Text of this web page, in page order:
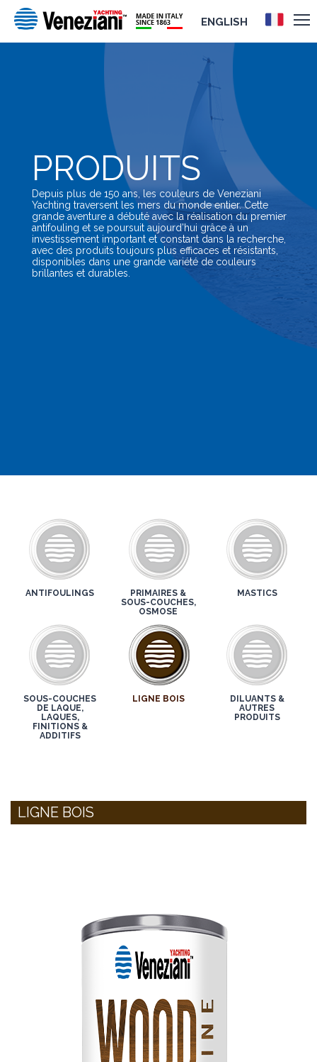
ENGLISH
PRODUITS
Depuis plus de 150 ans, les couleurs de Veneziani
Yachting traversent les mers du monde entier. Cette
grande aventure a débuté avec la réalisation du premier
antifouling et se poursuit aujourd’hui grâce à un
investissement important et constant dans la recherche,
avec des produits toujours plus efficaces et résistants,
disponibles dans une grande variété de couleurs
brillantes et durables.
ANTIFOULINGS
PRIMAIRES &
SOUS-COUCHES,
OSMOSE
MASTICS
SOUS-COUCHES
DE LAQUE,
LAQUES,
FINITIONS &
ADDITIFS
LIGNE BOIS
DILUANTS &
AUTRES
PRODUITS
LIGNE BOIS